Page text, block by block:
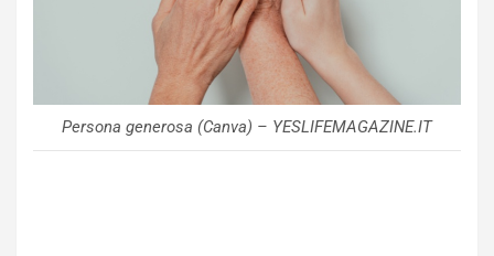
Persona generosa (Canva) – YESLIFEMAGAZINE.IT